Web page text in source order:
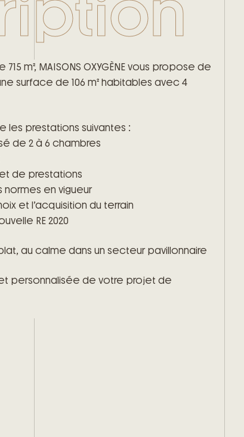
715 m², MAISONS OXYGÈNE vous propose de
surface de 106 m² habitables avec 4
MAISONS OXYGÈNE vous propose les prestations suivantes :
de 2 à 6 chambres
de prestations
en vigueur
et l’acquisition du terrain
RE 2020
au calme dans un secteur pavillonnaire
personnalisée de votre projet de